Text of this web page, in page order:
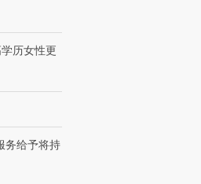
3种
度Z世代 用街头抗争将教
育部长拱下台
视线｜不考竞赛的王虹、
历女性更
务给予将持